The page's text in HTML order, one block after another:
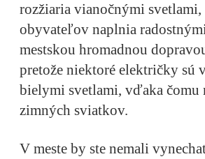
rozžiaria vianočnými
obyvateľov naplnia
mestskou hromadnou
pretože niektoré električky sú
bielymi svetlami, vďaka čomu
zimných sviatkov.
V meste by ste nemali